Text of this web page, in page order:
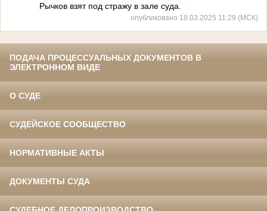
Рычков взят под стражу в зале суда.
опубликовано 18.03.2025 11:29 (МСК)
ПОДАЧА ПРОЦЕССУАЛЬНЫХ ДОКУМЕНТОВ В
ЭЛЕКТРОННОМ ВИДЕ
О СУДЕ
СУДЕЙСКОЕ СООБЩЕСТВО
НОРМАТИВНЫЕ АКТЫ
ДОКУМЕНТЫ СУДА